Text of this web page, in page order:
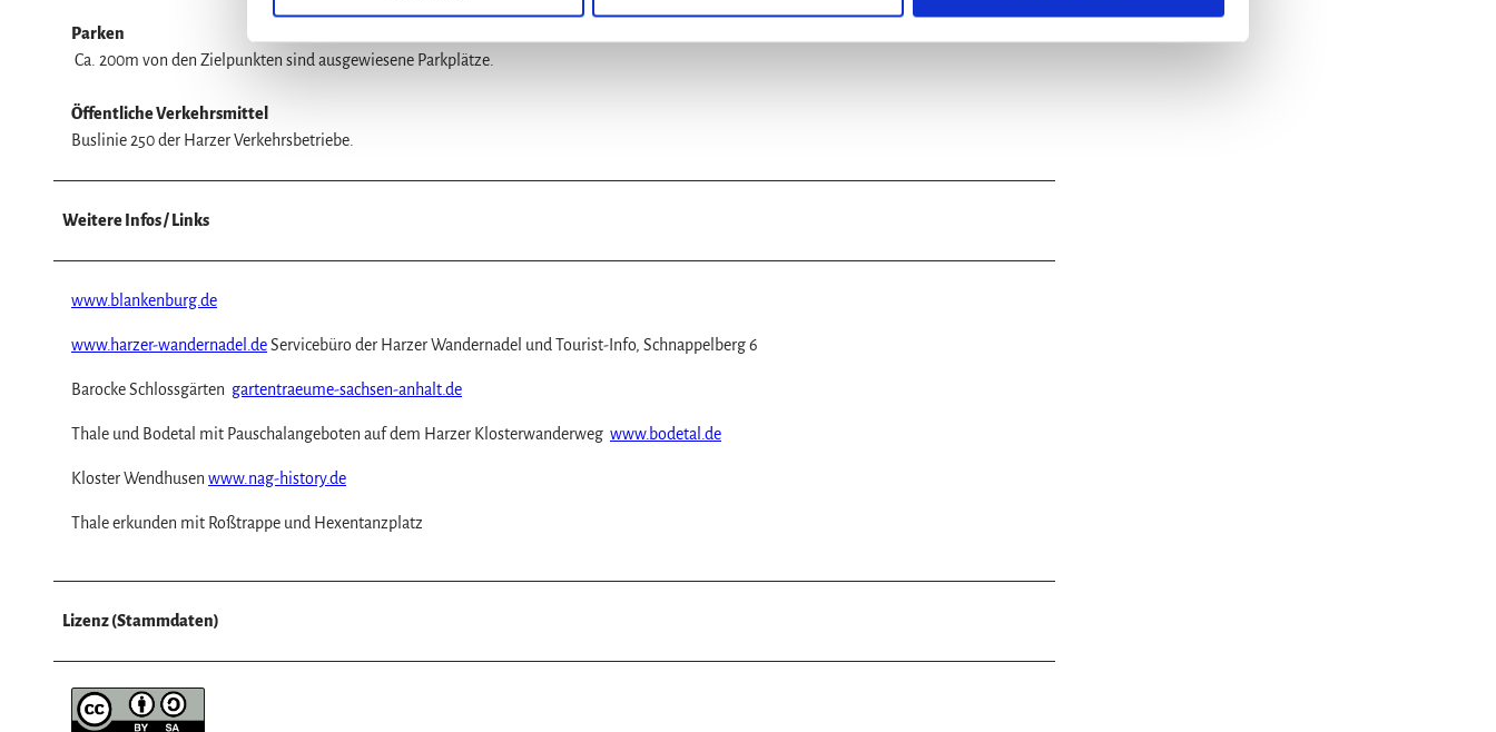
u
g
u
a
Parken
Ca. 200m von den Zielpunkten sind ausgewiesene Parkplätze.
Öffentliche Verkehrsmittel
Buslinie 250 der Harzer Verkehrsbetriebe.
Weitere Infos / Links
www.blankenburg.de
www.harzer-wandernadel.deServicebüro der Harzer Wandernadel und Tourist-Info, Schnappelberg 6
Barocke Schlossgärten gartentraeume-sachsen-anhalt.de
Thale und Bodetal mit Pauschalangeboten auf dem Harzer Klosterwanderweg www.bodetal.de
Kloster Wendhusen www.nag-history.de
Thale erkunden mit Roßtrappe und Hexentanzplatz
Lizenz (Stammdaten)